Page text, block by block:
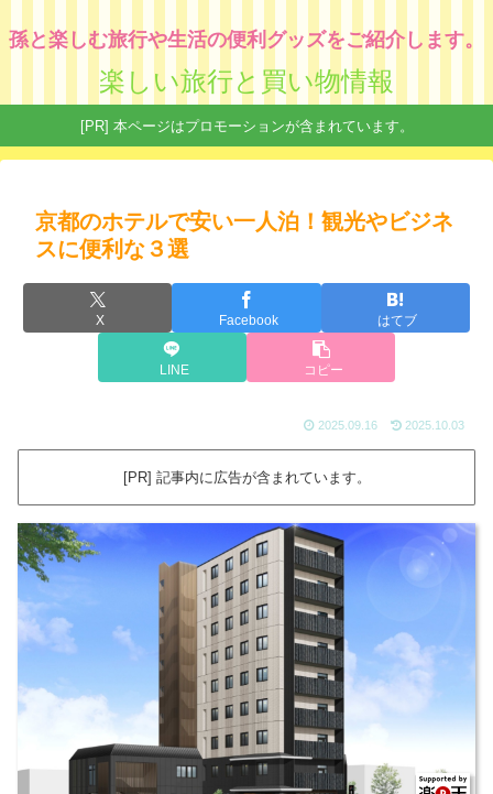
孫と楽しむ旅行や生活の便利グッズをご紹介します。
楽しい旅行と買い物情報
[PR] 本ページはプロモーションが含まれています。
京都のホテルで安い一人泊！観光やビジネ
スに便利な３選
X Facebook はてブ
LINE コピー
2025.09.16 2025.10.03
[PR] 記事内に広告が含まれています。